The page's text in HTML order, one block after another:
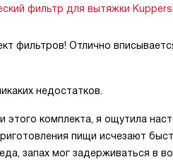
фильтр для вытяжки
фильтров! Отлично
недостатков.
этого комплекта, я ощутила
пищи исчезают
запах мог задерживаться в